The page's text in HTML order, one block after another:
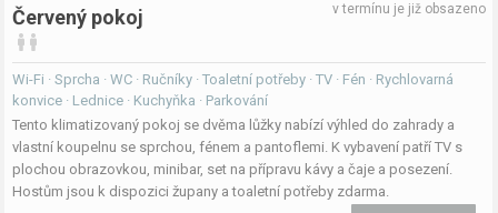
Červený pokoj v termínu je již obsazeno
Wi-Fi · Sprcha · WC · Ručníky · Toaletní potřeby · TV · Fén · Rychlovarná
konvice · Lednice · Kuchyňka · Parkování
Tento klimatizovaný pokoj se dvěma lůžky nabízí výhled do zahrady a
vlastní koupelnu se sprchou, fénem a pantoflemi. K vybavení patří TV s
plochou obrazovkou, minibar, set na přípravu kávy a čaje a posezení.
Hostům jsou k dispozici župany a toaletní potřeby zdarma.